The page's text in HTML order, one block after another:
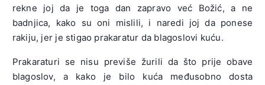
rekne joj da je toga dan zapravo već Božić, a ne
badnjica, kako su oni mislili, i naredi joj da ponese
rakiju, jer je stigao prakaratur da blagoslovi kuću.
Prakaraturi se nisu previše žurili da što prije obave
blagoslov, a kako je bilo kuća međusobno dosta